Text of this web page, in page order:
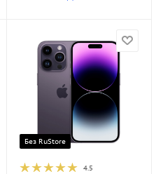
Без RuStore
4.5